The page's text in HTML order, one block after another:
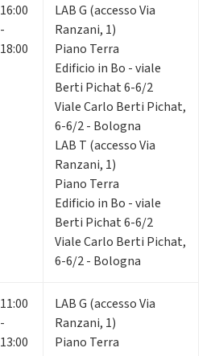
16:00
-
18:00
LAB G (accesso Via
Ranzani, 1)
Piano Terra
Edificio in Bo - viale
Berti Pichat 6-6/2
Viale Carlo Berti Pichat,
6-6/2 - Bologna
LAB T (accesso Via
Ranzani, 1)
Piano Terra
Edificio in Bo - viale
Berti Pichat 6-6/2
Viale Carlo Berti Pichat,
6-6/2 - Bologna
11:00
-
13:00
LAB G (accesso Via
Ranzani, 1)
Piano Terra